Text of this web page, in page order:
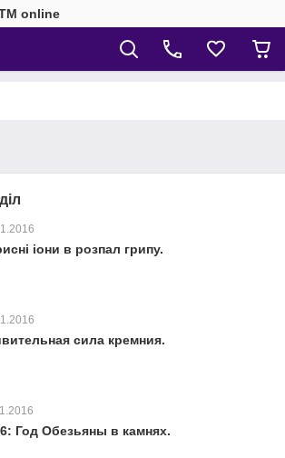
online
іони в розпал грипу.
сила кремния.
Год Обезьяны в камнях.